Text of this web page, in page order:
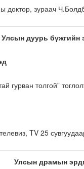
доктор, зураач
Улсын дуурь бүжгийн
гурван толгой”
TV 25
Улсын драмын